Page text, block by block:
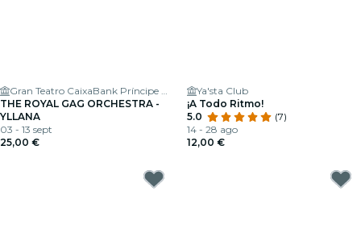
Gran Teatro CaixaBank Príncipe Pío
THE ROYAL GAG ORCHESTRA -
YLLANA
03 - 13 sept
25,00 €
Ya'sta Club
¡A Todo Ritmo!
5.0
(7)
14 - 28 ago
12,00 €